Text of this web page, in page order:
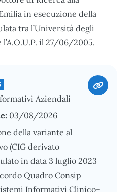
in esecuzione della
tra l’Università degli
il 27/06/2005.
Aziendali
03/08/2026
della variante al
(CIG derivato
in data 3 luglio 2023
Quadro Consip
Informativi Clinico-